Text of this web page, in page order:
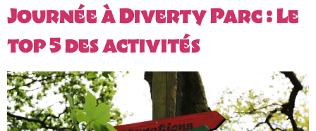
Journée à Diverty Parc : Le
top 5 des activités